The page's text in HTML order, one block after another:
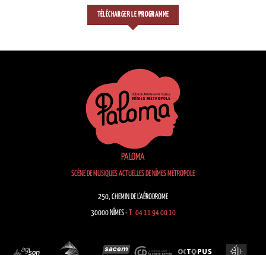
TÉLÉCHARGER LE PROGRAMME
PALOMA
SCÈNE DE MUSIQUES ACTUELLES DE NÎMES MÉTROPOLE
250, CHEMIN DE L’AÉRODROME
30000 NÎMES - T. 04 11 94 00 10